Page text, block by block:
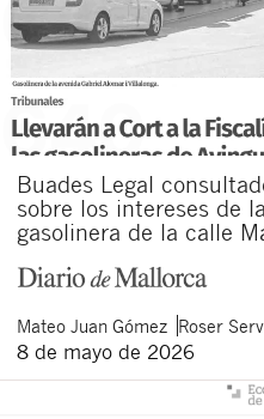
Buades Legal
sobre los intereses de
gasolinera de la calle
Mateo Juan Gómez Roser
8 de mayo de 2026